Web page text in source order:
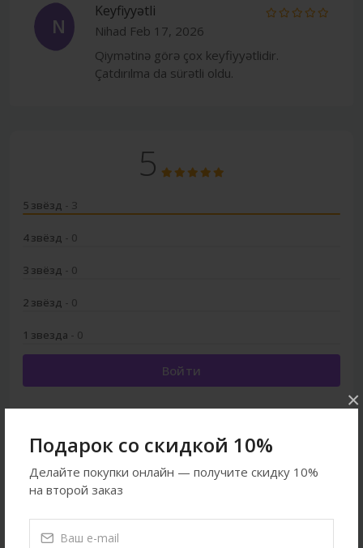
Подарок со скидкой 10%
Делайте покупки онлайн — получите скидку 10%
на второй заказ
×
N
Keyfiyyətli
Nihad Feb 17, 2026
Qiymətinə görə çox keyfiyyətlidir.
Çatdırılma da sürətli oldu.
5
5 звёзд - 3
4 звёзд - 0
3 звёзд - 0
2 звёзд - 0
1 звезда - 0
Войти
Смотреть ещё
Все товары